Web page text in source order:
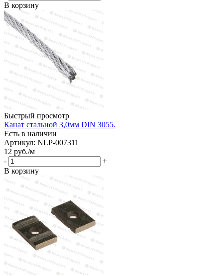
В корзину
Быстрый просмотр
Канат стальной 3,0мм DIN 3055.
Есть в наличии
Артикул: NLP-007311
12 руб./м
-
+
В корзину